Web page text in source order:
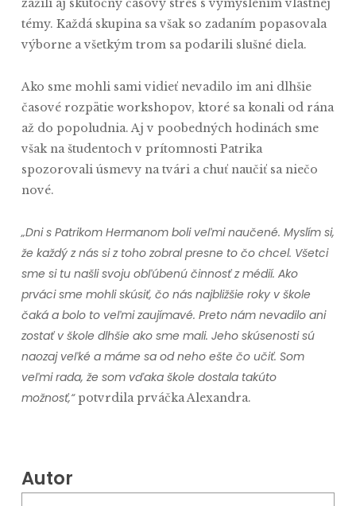
zažili aj skutočný časový stres s vymyslením vlastnej
témy. Každá skupina sa však so zadaním popasovala
výborne a všetkým trom sa podarili slušné diela.
Ako sme mohli sami vidieť nevadilo im ani dlhšie
časové rozpätie workshopov, ktoré sa konali od rána
až do popoludnia. Aj v poobedných hodinách sme
však na študentoch v prítomnosti Patrika
spozorovali úsmevy na tvári a chuť naučiť sa niečo
nové.
„Dni s Patrikom Hermanom boli veľmi naučené. Myslím si,
že každý z nás si z toho zobral presne to čo chcel. Všetci
sme si tu našli svoju obľúbenú činnosť z médií. Ako
prváci sme mohli skúsiť, čo nás najbližšie roky v škole
čaká a bolo to veľmi zaujímavé. Preto nám nevadilo ani
zostať v škole dlhšie ako sme mali. Jeho skúsenosti sú
naozaj veľké a máme sa od neho ešte čo učiť. Som
veľmi rada, že som vďaka škole dostala takúto
možnosť,“potvrdila prváčka Alexandra.
Autor